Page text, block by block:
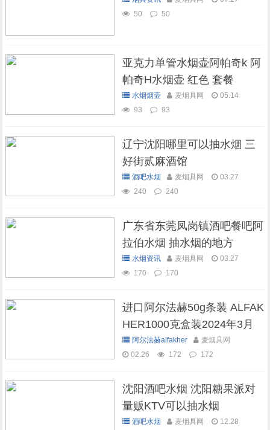
50
50
亚克力单管水烟壶阿帕奇k 阿
帕奇H水烟壶 红色 套餐
水烟烟壶 麦烟具网
05.14
93
93
辽宁沈阳哪里可以抽水烟 三
好街贰麻酒馆
酒吧水烟 麦烟具网
03.27
240
240
广东省东莞凤岗镇酒吧餐吧阿
拉伯水烟 抽水烟的地方
水烟资讯 麦烟具网
03.27
170
170
进口阿尔法赫50g条装 ALFAK
HER1000克盒装2024年3月
现货库存
阿尔法赫alfakher
麦烟具网
02.26
172 172
沈阳酒吧水烟 沈阳糖果派对
量贩KTV可以抽水烟
酒吧水烟 麦烟具网
12.28